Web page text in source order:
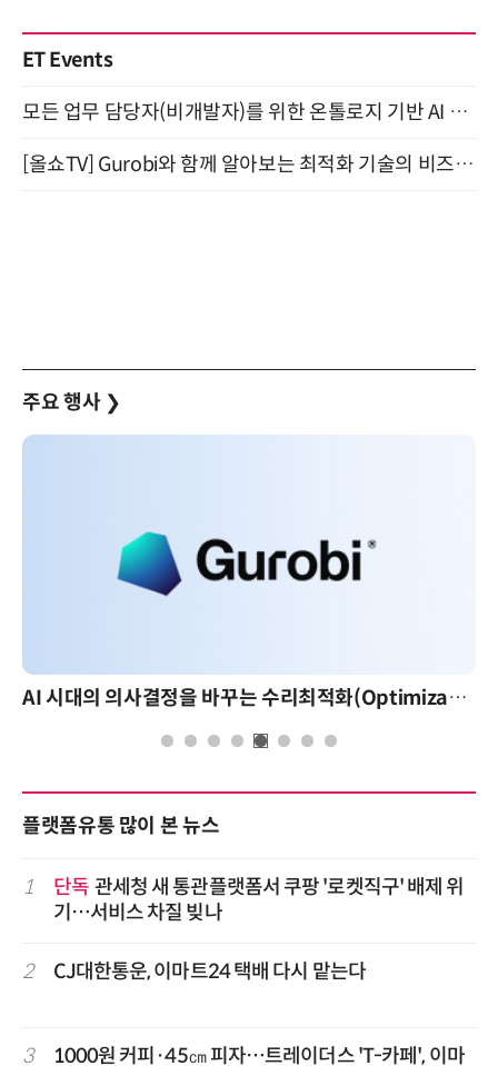
ET Events
모든 업무 담당자(비개발자)를 위한 온톨로지 기반 AI 지식체계 설계 1-day 워크숍 8월 20일 개최
[올쇼TV] Gurobi와 함께 알아보는 최적화 기술의 비즈니스 활용 (8월 20일 생방송)
주요 행사 ❯
AI 시대의 의사결정을 바꾸는 수리최적화(Optimization): 실제 산업 적용 사례와 활용 전략
플랫폼유통 많이 본 뉴스
1 단독 관세청 새 통관플랫폼서 쿠팡 '로켓직구' 배제 위
기…서비스 차질 빚나
2 CJ대한통운, 이마트24 택배 다시 맡는다
3
1000원 커피·45㎝ 피자…트레이더스 'T-카페', 이마